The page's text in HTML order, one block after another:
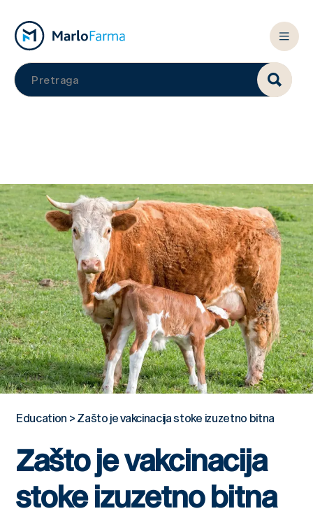
Education > Zašto je vakcinacija stoke izuzetno bitna
Zašto je vakcinacija
stoke izuzetno bitna